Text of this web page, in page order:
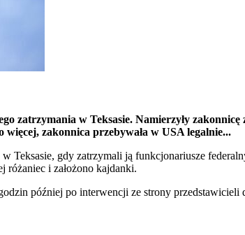
zatrzymania w Teksasie. Namierzyły
zakonnica przebywała w USA legalnie...
Teksasie, gdy zatrzymali ją funkcjonariusze
różaniec i założono kajdanki.
później po interwencji ze strony